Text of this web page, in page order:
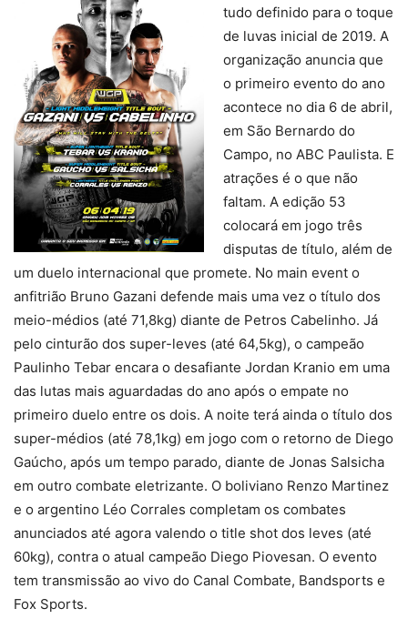
tudo definido para o toque
de luvas inicial de 2019. A
organização anuncia que
o primeiro evento do ano
acontece no dia 6 de abril,
em São Bernardo do
Campo, no ABC Paulista. E
atrações é o que não
faltam. A edição 53
colocará em jogo três
disputas de título, além de
um duelo internacional que promete. No main event o
anfitrião Bruno Gazani defende mais uma vez o título dos
meio-médios (até 71,8kg) diante de Petros Cabelinho. Já
pelo cinturão dos super-leves (até 64,5kg), o campeão
Paulinho Tebar encara o desafiante Jordan Kranio em uma
das lutas mais aguardadas do ano após o empate no
primeiro duelo entre os dois. A noite terá ainda o título dos
super-médios (até 78,1kg) em jogo com o retorno de Diego
Gaúcho, após um tempo parado, diante de Jonas Salsicha
em outro combate eletrizante. O boliviano Renzo Martinez
e o argentino Léo Corrales completam os combates
anunciados até agora valendo o title shot dos leves (até
60kg), contra o atual campeão Diego Piovesan. O evento
tem transmissão ao vivo do Canal Combate, Bandsports e
Fox Sports.